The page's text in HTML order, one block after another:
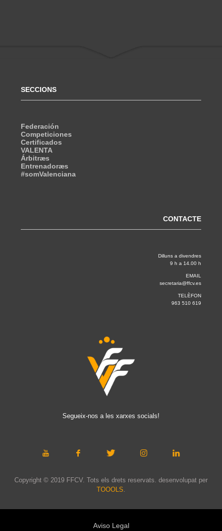
SECCIONS
Federación
Competiciones
Certificados
VALENTA
Árbitræs
Entrenadoræs
#somValenciana
CONTACTE
Dilluns a divendres
9 h a 14.00 h
EMAIL
secretaria@ffcv.es
TELÈFON
963 510 619
Segueix-nos a les xarxes socials!
Copyright © 2019 FFCV. Tots els drets reservats. desenvolupat per
TOOOLS.
Aviso Legal